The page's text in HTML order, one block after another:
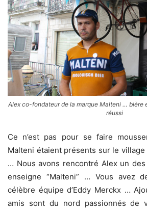
Alex co-fondateur de la marque Malteni … bière
réussi
Ce n’est pas pour se faire
Malteni étaient présents sur le village
… Nous avons rencontré Alex un
enseigne “Malteni” … Vous avez
célèbre équipe d’Eddy Merckx …
amis sont du nord passionnés de